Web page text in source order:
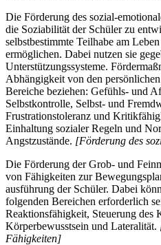
Die Förderung des sozial-
die Soziabilität der Schüler zu
selbstbestimmte Teilhabe am
ermöglichen. Dabei nutzen sie
Unterstützungssysteme.
Abhängigkeit von den
Bereiche beziehen: Gefühls- und
Selbstkontrolle, Selbst- und
Frustrationstoleranz und
Einhaltung sozialer Regeln und
Angstzustände. [Förderung des
Die Förderung der Grob- und
von Fähigkeiten zur
ausführung der Schüler. Dabei
folgenden Bereichen erforderlich
Reaktionsfähigkeit, Steuerung des
Körperbewusstsein und Lateralität.
Fähigkeiten]